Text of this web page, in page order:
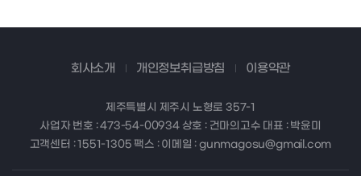
회사소개 개인정보취급방침 이용약관
제주특별시 제주시 노형로 357-1
사업자 번호 : 473-54-00934 상호 : 건마의고수 대표 : 박윤미
고객센터 : 1551-1305 팩스 : 이메일 : gunmagosu@gmail.com